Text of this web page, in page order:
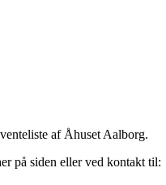
af Åhuset Aalborg.
på siden eller ved kontakt til: